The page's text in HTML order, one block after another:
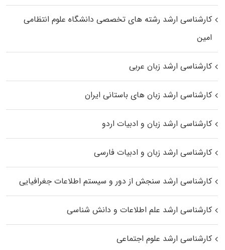
کارشناسی ارشد رﺷﺘﻪ ﻫﺎی تخصصی داﻧﺸﮕﺎه ﻋﻠﻮم انتظامی
اﻣﻴﻦ
کارشناسی ارشد زبان عربی
کارشناسی ارشد زبان‌ های باستانی ایران
کارشناسی ارشد زبان و ادبیات اردو
کارشناسی ارشد زبان و ادبیات فارسی
کارشناسی ارشد سنجش از دور و سیستم اطلاعات جغرافیایی
کارشناسی ارشد علم اطلاعات و دانش شناسی
کارشناسی ارشد علوم اجتماعی